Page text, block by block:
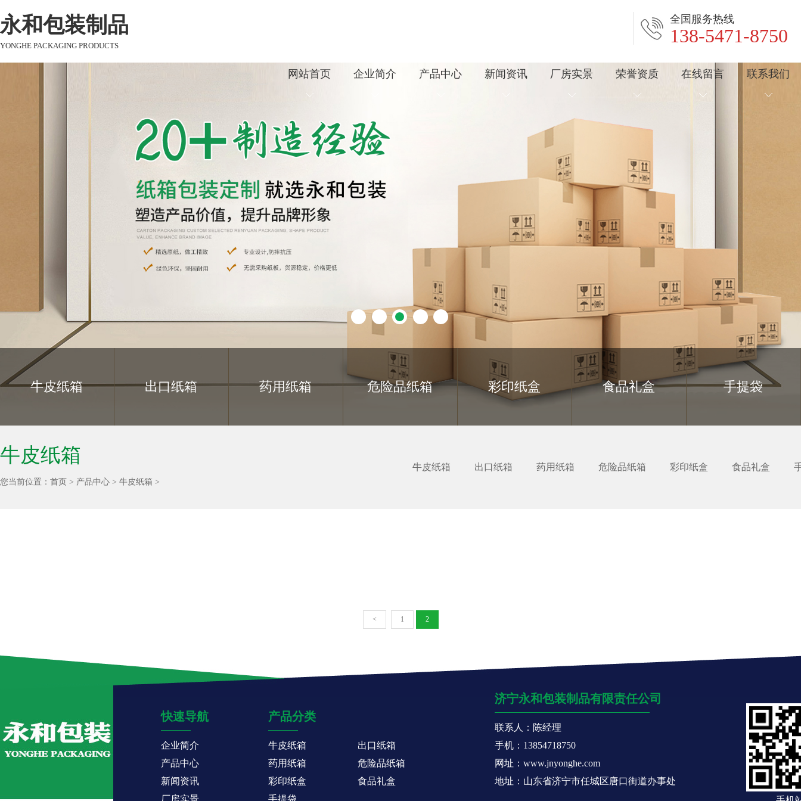
永和包装制品
YONGHE PACKAGING PRODUCTS
全国服务热线
138-5471-8750
网站首页 企业简介 产品中心 新闻资讯 厂房实景 荣誉资质 在线留言 联系我们
牛皮纸箱 出口纸箱 药用纸箱 危险品纸箱 彩印纸盒 食品礼盒 手提袋
牛皮纸箱
您当前位置： 首页 > 产品中心 > 牛皮纸箱 >
牛皮纸箱 出口纸箱 药用纸箱 危险品纸箱 彩印纸盒 食品礼盒
< 1 2
快速导航
企业简介
产品中心
新闻资讯
厂房实景
产品分类
牛皮纸箱
出口纸箱
药用纸箱
危险品纸箱
彩印纸盒
食品礼盒
手提袋
济宁永和包装制品有限责任公司
联系人：陈经理
手机：13854718750
网址：www.jnyonghe.com
地址：山东省济宁市任城区唐口街道办事处